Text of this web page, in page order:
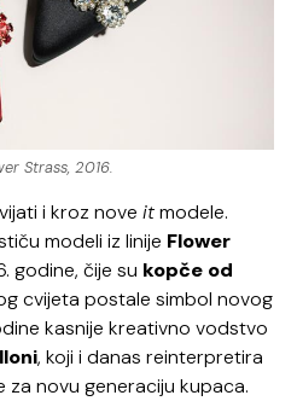
Strass, 2016.
i kroz noveitmodele.
modeli iz linije Flower
godine, čije su kopče od
cvijeta postale simbol novog
kasnije kreativno vodstvo
, koji i danas reinterpretira
za novu generaciju kupaca.